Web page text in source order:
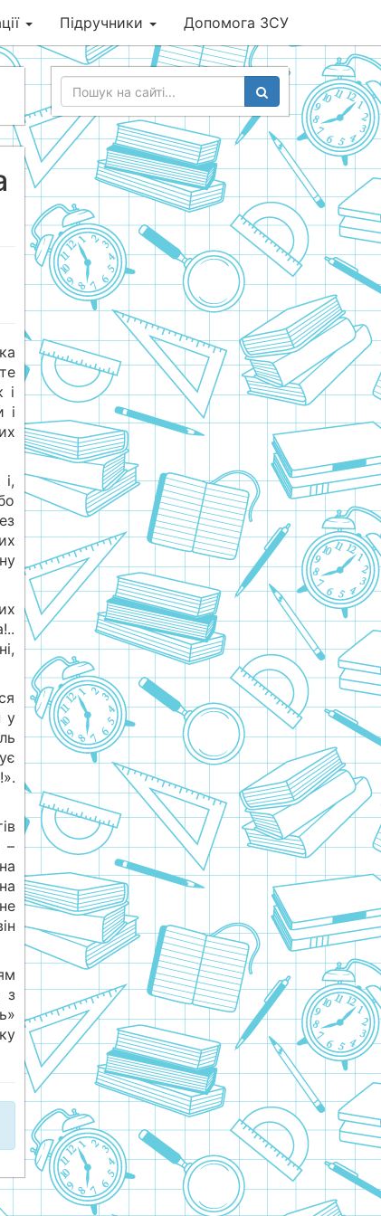
Підручники Допомога ЗСУ
і
і
у
–
з